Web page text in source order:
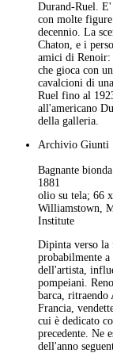
Durand-Ruel.
con molte
decennio. La
Chaton, e i
amici di Renoir:
che gioca con
cavalcioni di
Ruel fino al
all'americano
della galleria.
Archivio Giunti
Bagnante
1881
olio su tela; 66
Williamstown,
Institute
Dipinta verso la
probabilmente
dell'artista,
pompeiani.
barca,
Francia,
cui è dedicato
precedente. Ne
dell'anno